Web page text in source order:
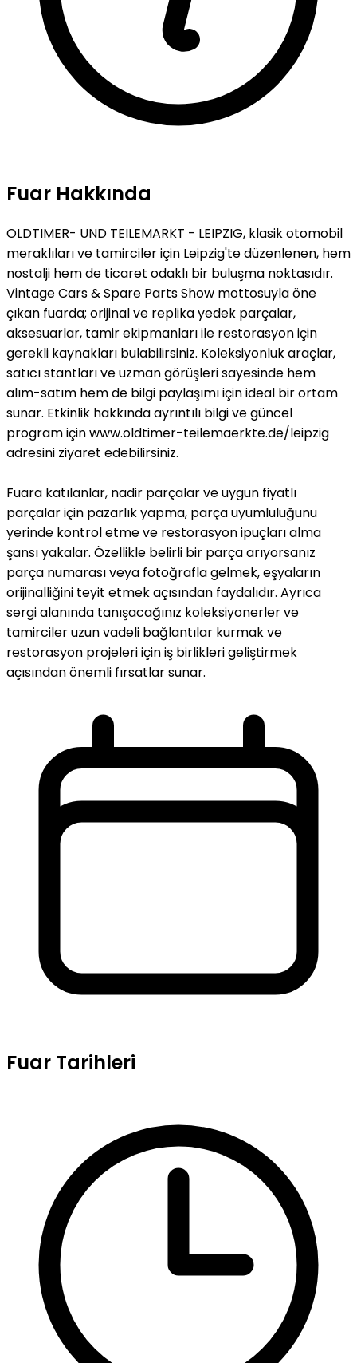
Fuar Hakkında
OLDTIMER- UND TEILEMARKT - LEIPZIG, klasik otomobil
meraklıları ve tamirciler için Leipzig'te düzenlenen, hem
nostalji hem de ticaret odaklı bir buluşma noktasıdır.
Vintage Cars & Spare Parts Show mottosuyla öne
çıkan fuarda; orijinal ve replika yedek parçalar,
aksesuarlar, tamir ekipmanları ile restorasyon için
gerekli kaynakları bulabilirsiniz. Koleksiyonluk araçlar,
satıcı stantları ve uzman görüşleri sayesinde hem
alım-satım hem de bilgi paylaşımı için ideal bir ortam
sunar. Etkinlik hakkında ayrıntılı bilgi ve güncel
program için www.oldtimer-teilemaerkte.de/leipzig
adresini ziyaret edebilirsiniz.
Fuara katılanlar, nadir parçalar ve uygun fiyatlı
parçalar için pazarlık yapma, parça uyumluluğunu
yerinde kontrol etme ve restorasyon ipuçları alma
şansı yakalar. Özellikle belirli bir parça arıyorsanız
parça numarası veya fotoğrafla gelmek, eşyaların
orijinalliğini teyit etmek açısından faydalıdır. Ayrıca
sergi alanında tanışacağınız koleksiyonerler ve
tamirciler uzun vadeli bağlantılar kurmak ve
restorasyon projeleri için iş birlikleri geliştirmek
açısından önemli fırsatlar sunar.
Fuar Tarihleri